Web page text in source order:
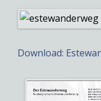
Download: